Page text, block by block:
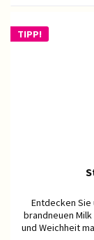
TIPP!
Entdecken
brandneuen
und Weichheit